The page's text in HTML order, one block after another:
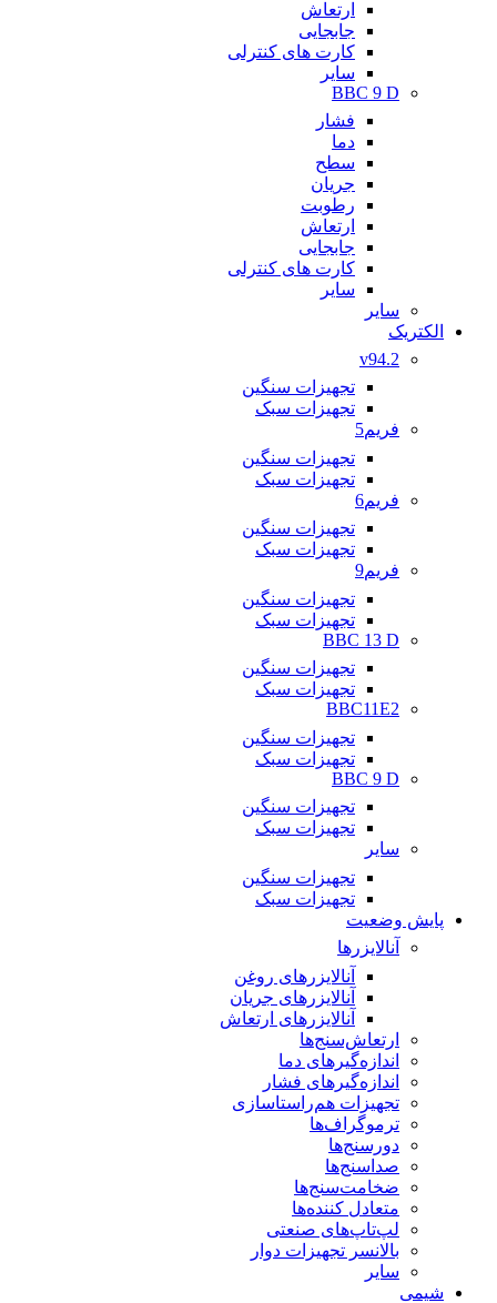
ارتعاش
جابجایی
کارت های کنترلی
سایر
BBC 9 D
فشار
دما
سطح
جریان
رطوبت
ارتعاش
جابجایی
کارت های کنترلی
سایر
سایر
الکتریک
v94.2
تجهیزات سنگین
تجهیزات سبک
فریم5
تجهیزات سنگین
تجهیزات سبک
فریم6
تجهیزات سنگین
تجهیزات سبک
فریم9
تجهیزات سنگین
تجهیزات سبک
BBC 13 D
تجهیزات سنگین
تجهیزات سبک
BBC11E2
تجهیزات سنگین
تجهیزات سبک
BBC 9 D
تجهیزات سنگین
تجهیزات سبک
سایر
تجهیزات سنگین
تجهیزات سبک
پایش وضعیت
آنالایزرها
آنالایزرهای روغن
آنالایزرهای جریان
آنالایزرهای ارتعاش
ارتعاش‌سنج‌ها
اندازه‌گیرهای دما
اندازه‌گیرهای فشار
تجهیزات هم‌راستاسازی
ترموگراف‌ها
دورسنج‌ها
صداسنج‌ها
ضخامت‌سنج‌ها
متعادل کننده‌ها
لپ‌تاپ‌های صنعتی
بالانسر تجهیزات دوار
سایر
شیمی